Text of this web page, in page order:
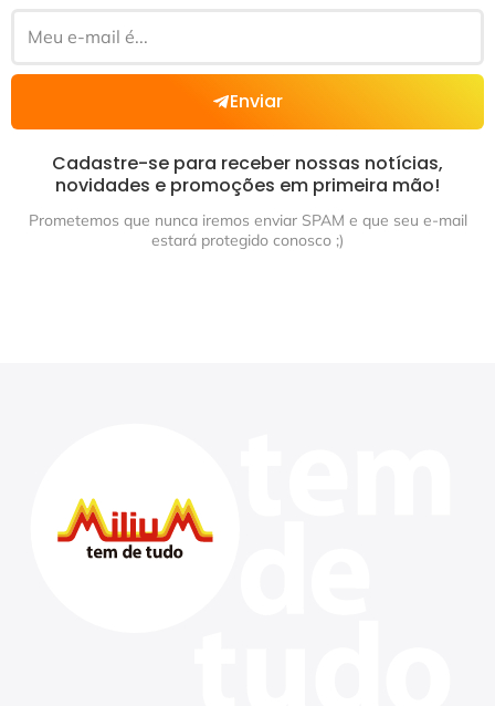
Enviar
Cadastre-se para receber nossas notícias,
novidades e promoções em primeira mão!
Prometemos que nunca iremos enviar SPAM e que seu e-mail
estará protegido conosco ;)